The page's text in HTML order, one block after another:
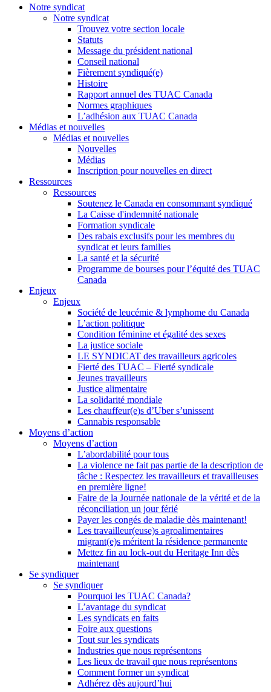
Notre syndicat
Notre syndicat
Trouvez votre section locale
Statuts
Message du président national
Conseil national
Fièrement syndiqué(e)
Histoire
Rapport annuel des TUAC Canada
Normes graphiques
L’adhésion aux TUAC Canada
Médias et nouvelles
Médias et nouvelles
Nouvelles
Médias
Inscription pour nouvelles en direct
Ressources
Ressources
Soutenez le Canada en consommant syndiqué
La Caisse d'indemnité nationale
Formation syndicale
Des rabais exclusifs pour les membres du
syndicat et leurs families
La santé et la sécurité
Programme de bourses pour l’équité des TUAC
Canada
Enjeux
Enjeux
Société de leucémie & lymphome du Canada
L’action politique
Condition féminine et égalité des sexes
La justice sociale
LE SYNDICAT des travailleurs agricoles
Fierté des TUAC – Fierté syndicale
Jeunes travailleurs
Justice alimentaire
La solidarité mondiale
Les chauffeur(e)s d’Uber s’unissent
Cannabis responsable
Moyens d’action
Moyens d’action
L’abordabilité pour tous
La violence ne fait pas partie de la description de
tâche : Respectez les travailleurs et travailleuses
en première ligne!
Faire de la Journée nationale de la vérité et de la
réconciliation un jour férié
Payer les congés de maladie dès maintenant!
Les travailleur(euse)s agroalimentaires
migrant(e)s méritent la résidence permanente
Mettez fin au lock-out du Heritage Inn dès
maintenant
Se syndiquer
Se syndiquer
Pourquoi les TUAC Canada?
L’avantage du syndicat
Les syndicats en faits
Foire aux questions
Tout sur les syndicats
Industries que nous représentons
Les lieux de travail que nous représentons
Comment former un syndicat
Adhérez dès aujourd’hui